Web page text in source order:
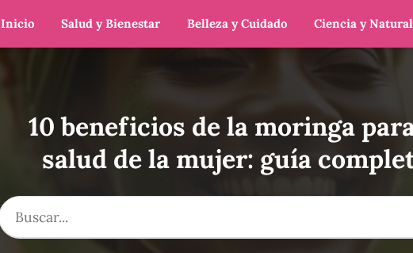
Inicio Salud y Bienestar Belleza y Cuidado Ciencia y
10 beneficios de la moringa
salud de la mujer: guía